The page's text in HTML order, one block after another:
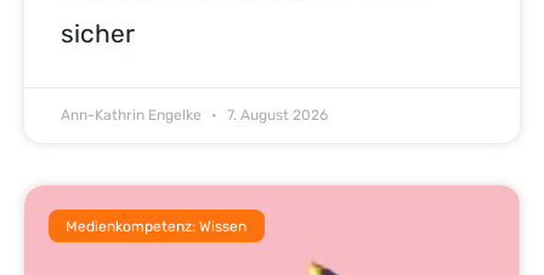
sicher
Ann-Kathrin Engelke 7. August 2026
Medienkompetenz: Wissen